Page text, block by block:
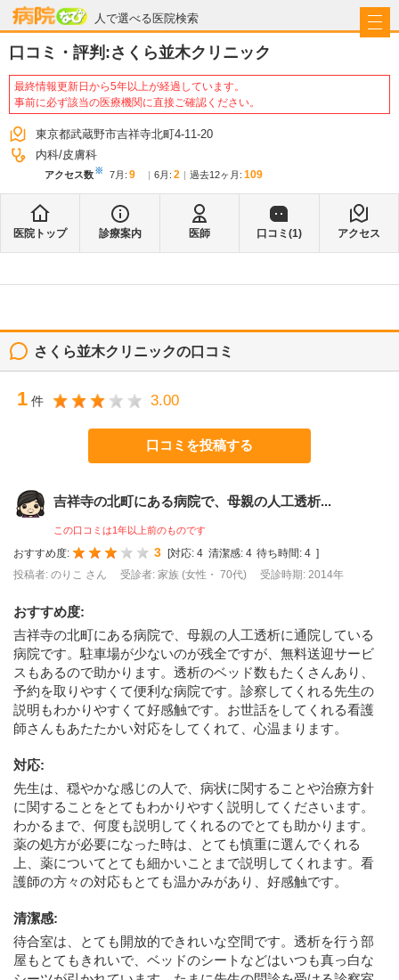
人で選べる医院検索
病院なび
口コミ・評判:さくら並木クリニック
最終情報更新日から5年以上が経過しています。
事前に必ず該当の医療機関に直接ご確認ください。
東京都武蔵野市吉祥寺北町4-11-20
内科 皮膚科
アクセス数※ 7月 : 9 6月 : 2 過去12ヶ月: 109
医院トップ 診療案内 医師 口コミ(1) アクセス
さくら並木クリニックの口コミ
1 件 3.00
口コミを投稿する
吉祥寺の北町にある病院で、母親の人工透析...
この口コミは1年以上前のものです
おすすめ度: 3 [対応: 4 清潔感: 4 待ち時間: 4 ]
投稿者: のりこ さん
受診者: 家族 (女性・ 70代) 受診時期: 2014年
おすすめ度:
吉祥寺の北町にある病院で、母親の人工透析に通院している
病院です。駐車場が少ないのが残全ですが、無料送迎サービ
スもあるので助かります。透析のベッド数もたくさんあり、
予約を取りやすくて便利な病院です。診察してくれる先生の
説明もわかりやすくて好感触です。お世話をしてくれる看護
師さんもあたたかい対応をしてくれて、心温まります。
対応:
先生は、穏やかな感じの人で、病状に関することや治療方針
に関することをとてもわかりやすく説明してくださいます。
わかるまで、何度も説明してくれるのでとても助かります。
薬の処方が必要になった時は、とても慎重に選んでくれる
上、薬についてとても細かいことまで説明してくれます。看
護師の方々の対応もとても温かみがあり、好感触です。
清潔感:
待合室は、とても開放的できれいな空間です。透析を行う部
屋もとてもきれいで、ベッドのシートなどはいつも真っ白な